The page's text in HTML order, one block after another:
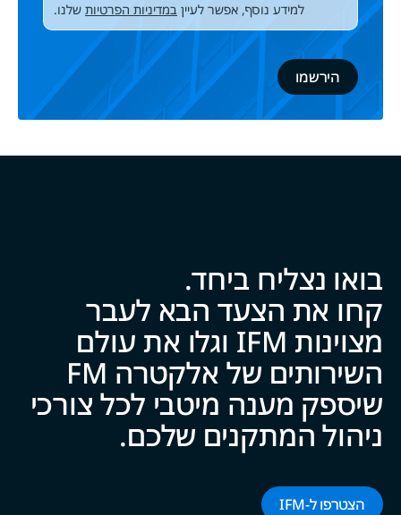
למידע נוסף, אפשר לעיין במדיניות הפרטיות שלנו.
בואו נצליח ביח‍‍ד.
קחו את הצעד הבא לעבר
מצוינות IFM וגלו את עולם
השירותים של אלקטרה FM
שיספק מענה מיטבי לכל צ‍‍ו‍‍רכי
ניהול המתקנים של‍‍כם.
הצטרפו ל-‌‌IFM‌‌